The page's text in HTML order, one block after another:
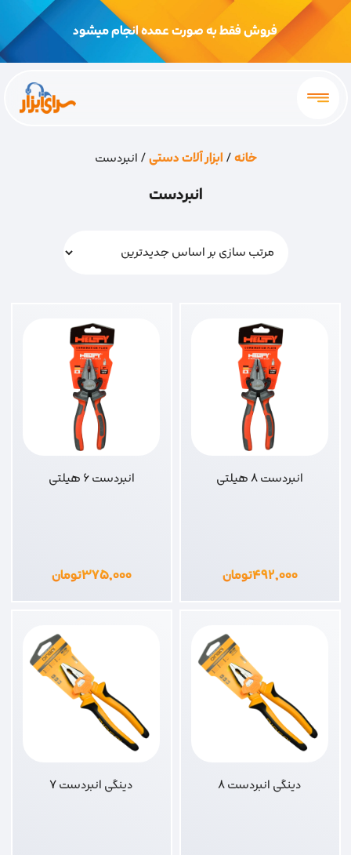
فروش فقط به صورت عمده انجام میشود
خانه/ابزار آلات دستی/ انبردست
انبردست
انبردست 8 هیلتی
۴۹۲,۰۰۰تومان
انبردست 6 هیلتی
۳۷۵,۰۰۰تومان
دینگی انبردست 8 دینگی انبردست 7